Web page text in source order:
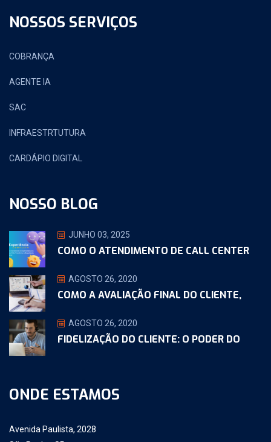
NOSSOS SERVIÇOS
COBRANÇA
AGENTE IA
SAC
INFRAESTRTUTURA
CARDÁPIO DIGITAL
NOSSO BLOG
JUNHO 03, 2025
COMO O ATENDIMENTO DE CALL CENTER
AGOSTO 26, 2020
COMO A AVALIAÇÃO FINAL DO CLIENTE,
AGOSTO 26, 2020
FIDELIZAÇÃO DO CLIENTE: O PODER DO
ONDE ESTAMOS
Avenida Paulista, 2028